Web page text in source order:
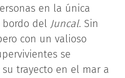
en la única
del Juncal. Sin
con un valioso
se
trayecto en el mar a